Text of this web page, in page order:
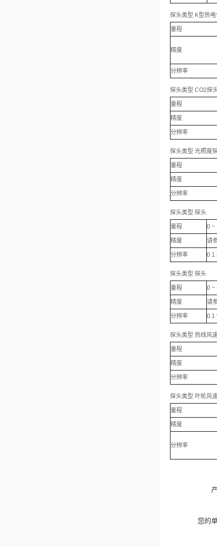
探头类型 K型热
量程
精度
分辨率
探头类型 CO2探
量程
精度
分辨率
探头类型 光照度
量程
精度
分辨率
探头类型 探头
量程 0 ~
精度 请
分辨率 0.1
探头类型 探头
量程 0 ~
精度 请
分辨率 0.1
探头类型 热线风
量程
精度
分辨率
探头类型 叶轮风
量程
精度
分辨率
您的